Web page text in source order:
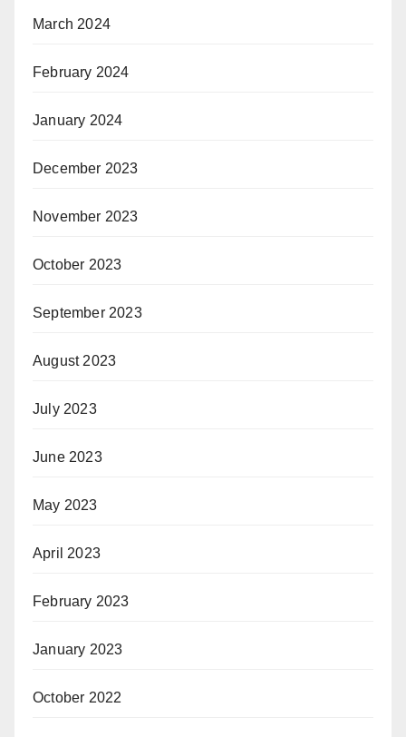
March 2024
February 2024
January 2024
December 2023
November 2023
October 2023
September 2023
August 2023
July 2023
June 2023
May 2023
April 2023
February 2023
January 2023
October 2022